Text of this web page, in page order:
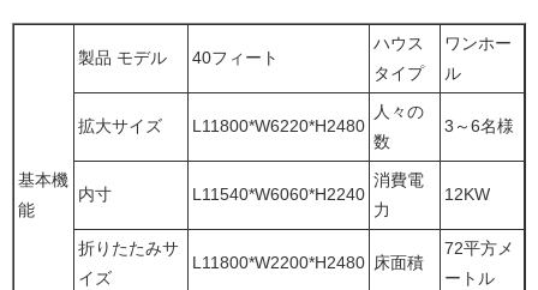
基本機
能
製品 モデル 40フィート
ハウス
タイプ
ワンホー
ル
拡大サイズ L11800*W6220*H2480
人々の
数
3～6名様
内寸 L11540*W6060*H2240
消費電
力
12KW
折りたたみサ
イズ
L11800*W2200*H2480 床面積
72平方メ
ートル